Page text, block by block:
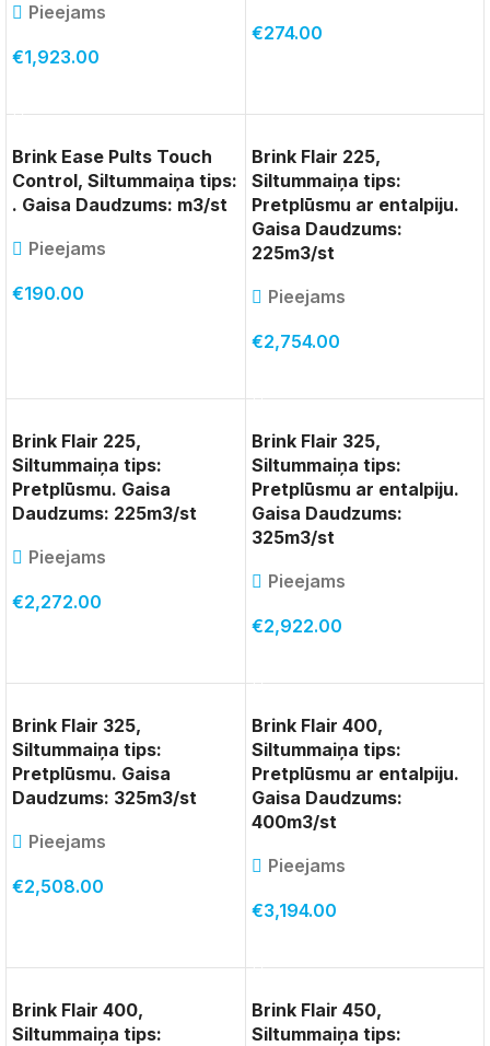
Pieejams
€1,923.00
€274.00
Brink Ease Pults Touch
Control, Siltummaiņa tips:
. Gaisa Daudzums: m3/st
Pieejams
€190.00
Brink Flair 225,
Siltummaiņa tips:
Pretplūsmu ar entalpiju.
Gaisa Daudzums:
225m3/st
Pieejams
€2,754.00
Brink Flair 225,
Siltummaiņa tips:
Pretplūsmu. Gaisa
Daudzums: 225m3/st
Pieejams
€2,272.00
Brink Flair 325,
Siltummaiņa tips:
Pretplūsmu ar entalpiju.
Gaisa Daudzums:
325m3/st
Pieejams
€2,922.00
Brink Flair 325,
Siltummaiņa tips:
Pretplūsmu. Gaisa
Daudzums: 325m3/st
Pieejams
€2,508.00
Brink Flair 400,
Siltummaiņa tips:
Pretplūsmu ar entalpiju.
Gaisa Daudzums:
400m3/st
Pieejams
€3,194.00
Brink Flair 400,
Siltummaiņa tips:
Brink Flair 450,
Siltummaiņa tips: